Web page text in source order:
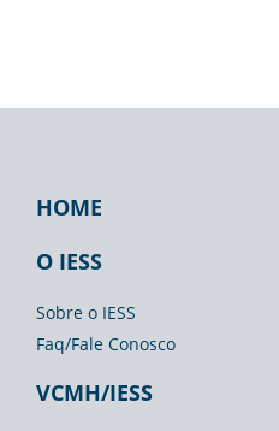
Footer
IESS
HOME
O IESS
Sobre o IESS
Faq/Fale Conosco
VCMH/IESS
Footer
Biblioteca
Footer
Espaço
Imprensa